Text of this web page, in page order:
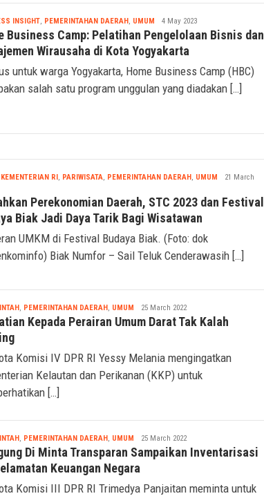
INSIGHT, PEMERINTAHAN DAERAH, UMUM Seremonia
4 May 2023
Business Camp: Pelatihan Pengelolaan Bisnis dan
Wirausaha di Kota Yogyakarta
untuk warga Yogyakarta, Home Business Camp (HBC)
salah satu program unggulan yang diadakan […]
KEMENTERIAN RI, PARIWISATA, PEMERINTAHAN DAERAH, UMUM Seremonia
21 March
Perekonomian Daerah, STC 2023 dan Festival
Biak Jadi Daya Tarik Bagi Wisatawan
UMKM di Festival Budaya Biak. (Foto: dok
Biak Numfor – Sail Teluk Cenderawasih […]
, PEMERINTAHAN DAERAH, UMUM Nabila
25 March 2022
Kepada Perairan Umum Darat Tak Kalah
Komisi IV DPR RI Yessy Melania mengingatkan
Kelautan dan Perikanan (KKP) untuk
[…]
, PEMERINTAHAN DAERAH, UMUM Nabila
25 March 2022
Di Minta Transparan Sampaikan Inventarisasi
Keuangan Negara
Komisi III DPR RI Trimedya Panjaitan meminta untuk